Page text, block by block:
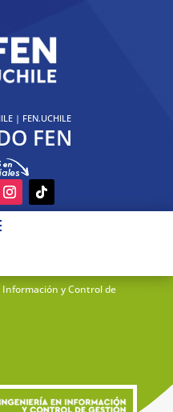
| FEN.UCHILE
FEN
y Control de